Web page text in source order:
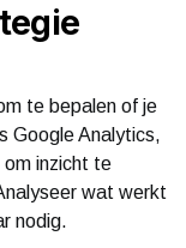
te bepalen of je
Google Analytics,
inzicht te
wat werkt
nodig.